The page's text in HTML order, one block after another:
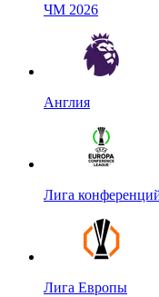
ЧМ 2026
Англия
Лига
Лига Европы